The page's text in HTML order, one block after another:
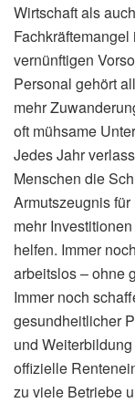
Wirtschaft als
vernünftigen
Personal gehört
mehr
oft mühsame
Jedes Jahr
Menschen die
Armutszeugnis
mehr
helfen. Immer
arbeitslos – ohne
Immer noch
gesundheitlicher
und
offizielle
zu viele Betriebe